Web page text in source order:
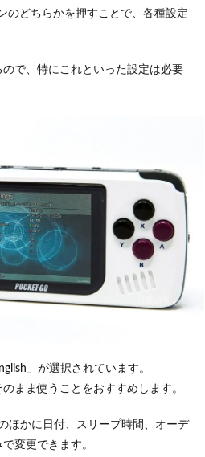
のどちらかを押すことで、各種設定
で、特にこれといった設定は必要
」が選択されています。
まま使うことをおすすめします。
ほかに日付、スリープ時間、オーデ
変更できます。